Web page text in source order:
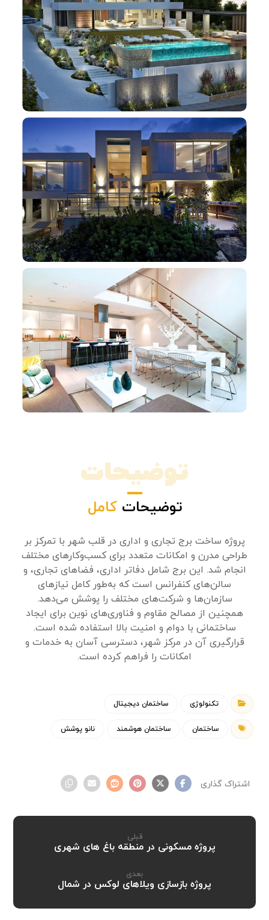
توضیحات
توضیحات کامل
پروژه ساخت برج تجاری و اداری در قلب شهر با تمرکز بر
طراحی مدرن و امکانات متعدد برای کسب‌وکارهای مختلف
انجام شد. این برج شامل دفاتر اداری، فضاهای تجاری، و
سالن‌های کنفرانس است که به‌طور کامل نیازهای
سازمان‌ها و شرکت‌های مختلف را پوشش می‌دهد.
همچنین از مصالح مقاوم و فناوری‌های نوین برای ایجاد
ساختمانی با دوام و امنیت بالا استفاده شده است.
قرارگیری آن در مرکز شهر، دسترسی آسان به خدمات و
امکانات را فراهم کرده است.
تکنولوژی ساختمان دیجیتال
ساختمان ساختمان هوشمند نانو پوشش
قبلی
پروژه مسکونی در منطقه باغ های شهری
بعدی
پروژه بازسازی ویلاهای لوکس در شمال